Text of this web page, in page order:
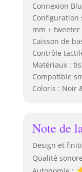
Connexion
Configuration
mm + tweeter
Caisson de
Contrôle
Matériaux :
Compatible
Coloris : Noir
Note de
Design et
Qualité